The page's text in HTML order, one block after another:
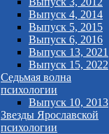
Выпуск 4, 2014
Выпуск 5, 2015
Выпуск 6, 2016
Выпуск 13, 2021
Выпуск 15, 2022
Седьмая волна
психологии
Выпуск 10, 2013
Звезды Ярославской
психологии